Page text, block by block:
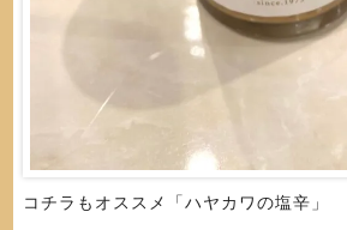
コチラもオススメ「ハヤカワの塩辛」